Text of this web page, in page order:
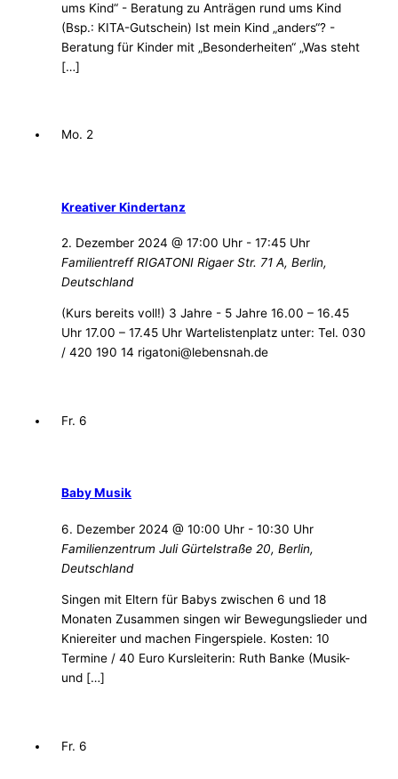
ums Kind“ - Beratung zu Anträgen rund ums Kind
(Bsp.: KITA-Gutschein) Ist mein Kind „anders“? -
Beratung für Kinder mit „Besonderheiten“ „Was steht
[…]
Mo. 2
Kreativer Kindertanz
2. Dezember 2024 @ 17:00 Uhr -17:45 Uhr
Familientreff RIGATONIRigaer Str. 71 A, Berlin,
Deutschland
(Kurs bereits voll!) 3 Jahre - 5 Jahre 16.00 – 16.45
Uhr 17.00 – 17.45 Uhr Wartelistenplatz unter: Tel. 030
/ 420 190 14 rigatoni@lebensnah.de
Fr.6
Baby Musik
6. Dezember 2024 @ 10:00 Uhr -10:30 Uhr
Familienzentrum Juli Gürtelstraße 20, Berlin,
Deutschland
Singen mit Eltern für Babys zwischen 6 und 18
Monaten Zusammen singen wir Bewegungslieder und
Kniereiter und machen Fingerspiele. Kosten: 10
Termine / 40 Euro Kursleiterin: Ruth Banke (Musik-
und […]
Fr.6